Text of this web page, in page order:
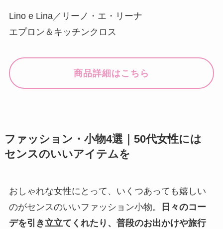
Lino e Lina／リーノ・エ・リーナ
エプロン＆キッチンクロス
商品詳細はこちら
ファッション・小物4選｜50代女性には
センスのいいアイテムを
おしゃれな女性にとって、いくつあっても嬉しい
のがセンスのいいファッション小物。
日々のコー
デを引き立立てくれたり、普段のお出かけや旅行